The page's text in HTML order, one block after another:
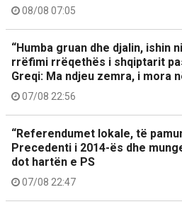
08/08 07:05
“Humba gruan dhe djalin, ishin
rrëfimi rrëqethës i shqiptarit
Greqi: Ma ndjeu zemra, i mora
07/08 22:56
“Referendumet lokale, të
Precedenti i 2014-ës dhe
dot hartën e PS
07/08 22:47